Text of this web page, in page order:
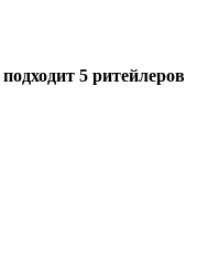
5 ритейлеров